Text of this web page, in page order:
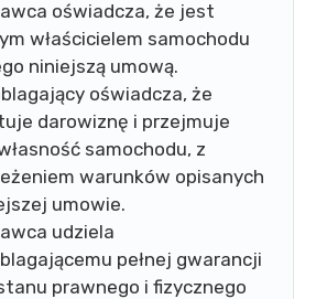
oświadcza, że jest
właścicielem samochodu
niniejszą umową.
oświadcza, że
darowiznę i przejmuje
samochodu, z
warunków opisanych
umowie.
udziela
pełnej gwarancji
prawnego i fizycznego